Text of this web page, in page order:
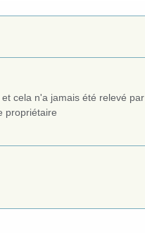
cela n'a jamais été relevé par
propriétaire